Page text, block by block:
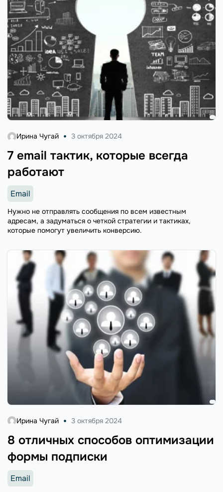
7 email тактик, которые всегда
работают
Ирина Чугай 3 октября 2024
Email
Нужно не отправлять сообщения по всем известным
адресам, а задуматься о четкой стратегии и тактиках,
которые помогут увеличить конверсию.
8 отличных способов оптимизации
формы подписки
Ирина Чугай 3 октября 2024
Email